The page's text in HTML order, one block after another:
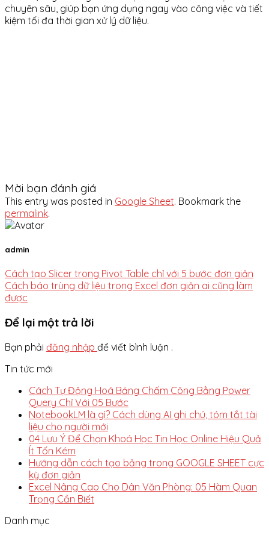
chuyên sâu, giúp bạn ứng dụng ngay vào công việc và tiết
kiệm tối đa thời gian xử lý dữ liệu.
Mời bạn đánh giá
This entry was posted in Google Sheet. Bookmark the
permalink.
admin
Cách tạo Slicer trong Pivot Table chỉ với 5 bước đơn giản
Cách báo trùng dữ liệu trong Excel đơn giản ai cũng làm
được
Để lại một trả lời
Bạn phải đăng nhập để viết bình luận .
Tin tức mới
Cách Tự Động Hoá Bảng Chấm Công Bằng Power
Query Chỉ Với 05 Bước
NotebookLM là gì? Cách dùng AI ghi chú, tóm tắt tài
liệu cho người mới
04 Lưu Ý Để Chọn Khoá Học Tin Học Online Hiệu Quả
Ít Tốn Kém
Hướng dẫn cách tạo bảng trong GOOGLE SHEET cực
kỳ đơn giản
Excel Nâng Cao Cho Dân Văn Phòng: 05 Hàm Quan
Trọng Cần Biết
Danh mục